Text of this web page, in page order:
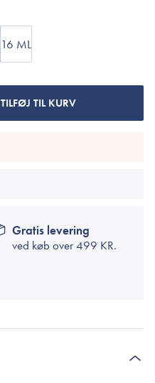
16 ML
TILFØJ TIL KURV
Gratis levering
ved køb over499 KR.